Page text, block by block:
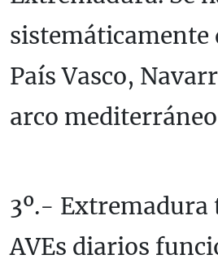
sistemáticamente
País Vasco,
arco
3º.- Extremadura
AVEs diarios